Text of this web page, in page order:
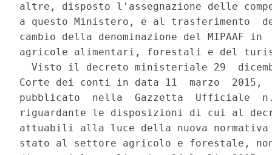
altre, disposto l'assegnazione delle
a questo Ministero, e al trasferimento
cambio della denominazione del
agricole alimentari, forestali e del
Visto il decreto ministeriale 29
Corte dei conti in data 11  marzo
pubblicato  nella  Gazzetta  Ufficiale
riguardante le disposizioni di cui al
attuabili alla luce della nuova
stato al settore agricolo e forestale,